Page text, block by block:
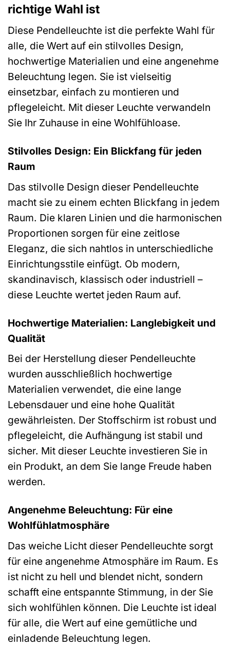
richtige Wahl ist
Diese Pendelleuchte ist die perfekte Wahl für
alle, die Wert auf ein stilvolles Design,
hochwertige Materialien und eine angenehme
Beleuchtung legen. Sie ist vielseitig
einsetzbar, einfach zu montieren und
pflegeleicht. Mit dieser Leuchte verwandeln
Sie Ihr Zuhause in eine Wohlfühloase.
Stilvolles Design: Ein Blickfang für jeden
Raum
Das stilvolle Design dieser Pendelleuchte
macht sie zu einem echten Blickfang in jedem
Raum. Die klaren Linien und die harmonischen
Proportionen sorgen für eine zeitlose
Eleganz, die sich nahtlos in unterschiedliche
Einrichtungsstile einfügt. Ob modern,
skandinavisch, klassisch oder industriell –
diese Leuchte wertet jeden Raum auf.
Hochwertige Materialien: Langlebigkeit und
Qualität
Bei der Herstellung dieser Pendelleuchte
wurden ausschließlich hochwertige
Materialien verwendet, die eine lange
Lebensdauer und eine hohe Qualität
gewährleisten. Der Stoffschirm ist robust und
pflegeleicht, die Aufhängung ist stabil und
sicher. Mit dieser Leuchte investieren Sie in
ein Produkt, an dem Sie lange Freude haben
werden.
Angenehme Beleuchtung: Für eine
Wohlfühlatmosphäre
Das weiche Licht dieser Pendelleuchte sorgt
für eine angenehme Atmosphäre im Raum. Es
ist nicht zu hell und blendet nicht, sondern
schafft eine entspannte Stimmung, in der Sie
sich wohlfühlen können. Die Leuchte ist ideal
für alle, die Wert auf eine gemütliche und
einladende Beleuchtung legen.